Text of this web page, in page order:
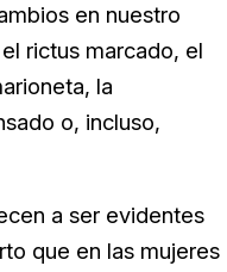
en nuestro
rictus marcado, el
la
o, incluso,
a ser evidentes
que en las mujeres